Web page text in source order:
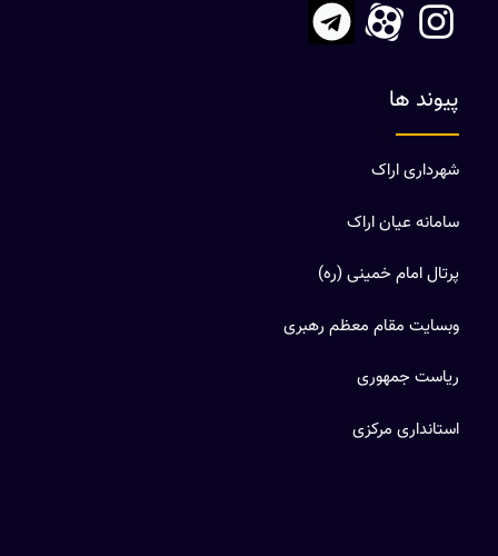
پیوند ها
شهرداری اراک
سامانه عیان اراک
پرتال امام خمینی (ره)
وبسایت مقام معظم رهبری
ریاست جمهوری
استانداری مرکزی